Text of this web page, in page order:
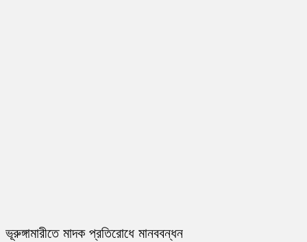
ভূরুঙ্গামারীতে মাদক প্রতিরোধে মানববন্ধন